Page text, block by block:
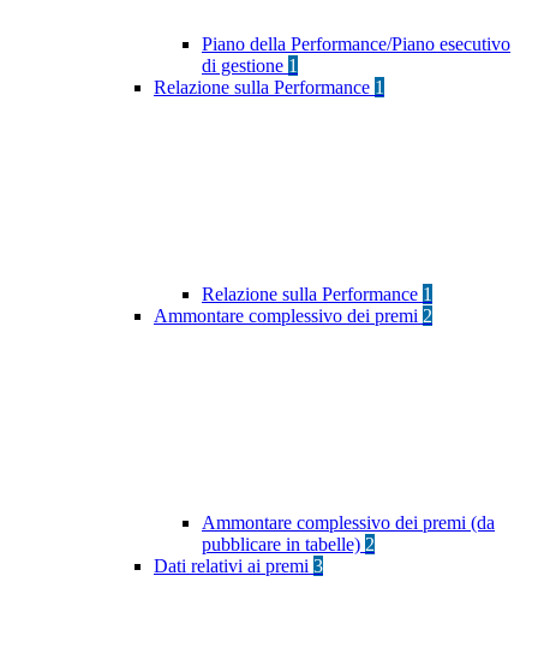
Piano della Performance/Piano esecutivo
di gestione 1
Relazione sulla Performance 1
Relazione sulla Performance 1
Ammontare complessivo dei premi 2
Ammontare complessivo dei premi (da
pubblicare in tabelle) 2
Dati relativi ai premi 3